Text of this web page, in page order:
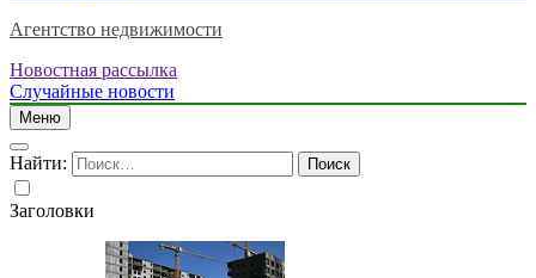
Агентство недвижимости
Новостная рассылка
Случайные новости
Меню
Найти:
Заголовки